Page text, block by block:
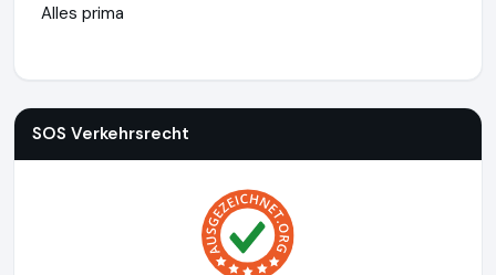
Alles prima
SOS Verkehrsrecht